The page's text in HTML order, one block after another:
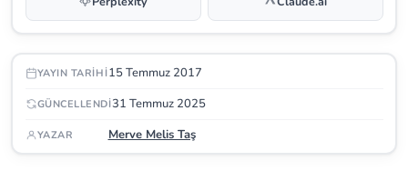
YAYIN TARIHI15 Temmuz 2017
GÜNCELLENDI31 Temmuz 2025
YAZAR Merve Melis Taş